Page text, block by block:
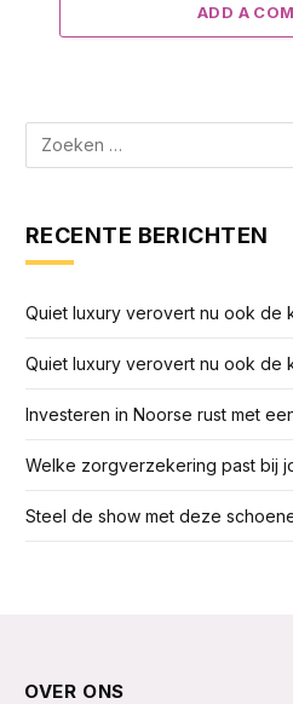
ADD A
RECENTE BERICHTEN
Quiet luxury verovert nu ook de
Quiet luxury verovert nu ook de
Investeren in Noorse rust met
Welke zorgverzekering past bij
Steel de show met deze
OVER ONS